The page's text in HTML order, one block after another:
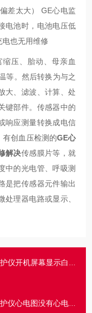
差太大） GE心电监
电池时，电池电压低
也无用维修
压、胎动、母亲血
等。然后转换为与之
大、滤波、计算、处
键部件。传感器中的
响应测量转换成电信
有创血压检测的GE心
解决传感膜片等，就
中的光电管、呼吸测
是把传感器元件输出
理器电路或显示、
幕显示白屏花屏故障维修
图没有心电波形故障维修